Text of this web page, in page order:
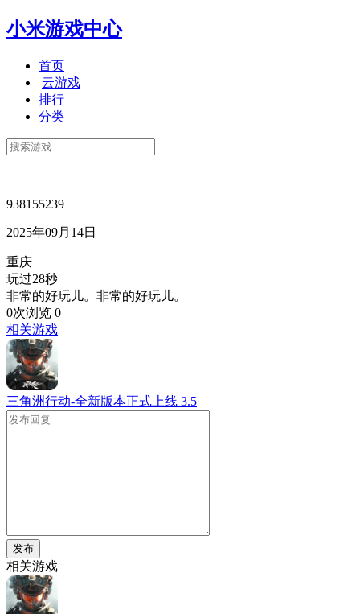
小米游戏中心
首页
云游戏
排行
分类
938155239
2025年09月14日
重庆
玩过28秒
非常的好玩儿。非常的好玩儿。
0次浏览 0
相关游戏
三角洲行动-全新版本正式上线 3.5
发布
相关游戏